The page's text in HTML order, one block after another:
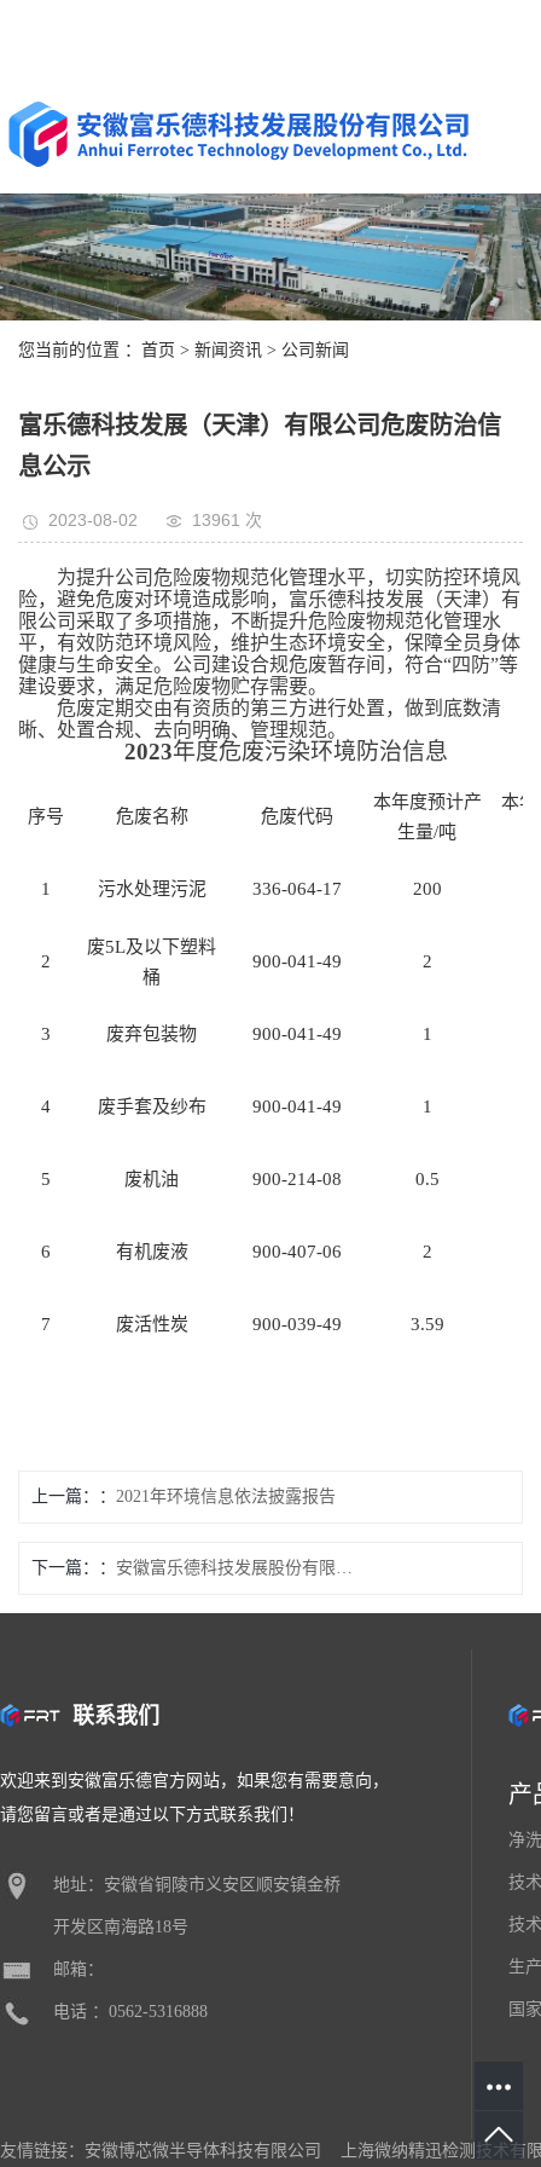
您当前的位置 ： 首页 > 新闻资讯 > 公司新闻
富乐德科技发展（天津）有限公司危废防治信
息公示
2023-08-02 13961 次
为提升公司危险废物规范化管理水平，切实防控环境风
险，避免危废对环境造成影响，富乐德科技发展（天津） 有
限公司 采取了多项措施，不断提升危险废物规范化管理水
平，有效防范环境风险，维护生态环境安全，保障全员身体
健康与生命安全。 公司 建设合规危废暂存间，符合“四防”等
建设要求，满足危险废物贮存需要。
危废定期交由有资质的第三方进行处置，做到底数清
晰、处置合规、去向明确、管理规范。
2023年度危废污染环境防治信息
序号 危废名称 危废代码
本年度预计产
生量/吨
本年
1 污水处理污泥 336-064-17 200
2
废5L及以下塑料
桶
900-041-49 2
3 废弃包装物 900-041-49 1
4 废手套及纱布 900-041-49 1
5 废机油 900-214-08 0.5
6 有机废液 900-407-06 2
7 废活性炭 900-039-49 3.59
上一篇： 2021年环境信息依法披露报告
下一篇： 安徽富乐德科技发展股份有限公司半导体设备氧化增量项目第二次公示
联系我们
欢迎来到安徽富乐德官方网站，如果您有需要意向，
请您留言或者是通过以下方式联系我们！
地址：安徽省铜陵市义安区顺安镇金桥
开发区南海路18号
邮箱：
电话 ：0562-5316888
产
净
技
技
生
国
友情链接： 安徽博芯微半导体科技有限公司 上海微纳精迅检测技术有